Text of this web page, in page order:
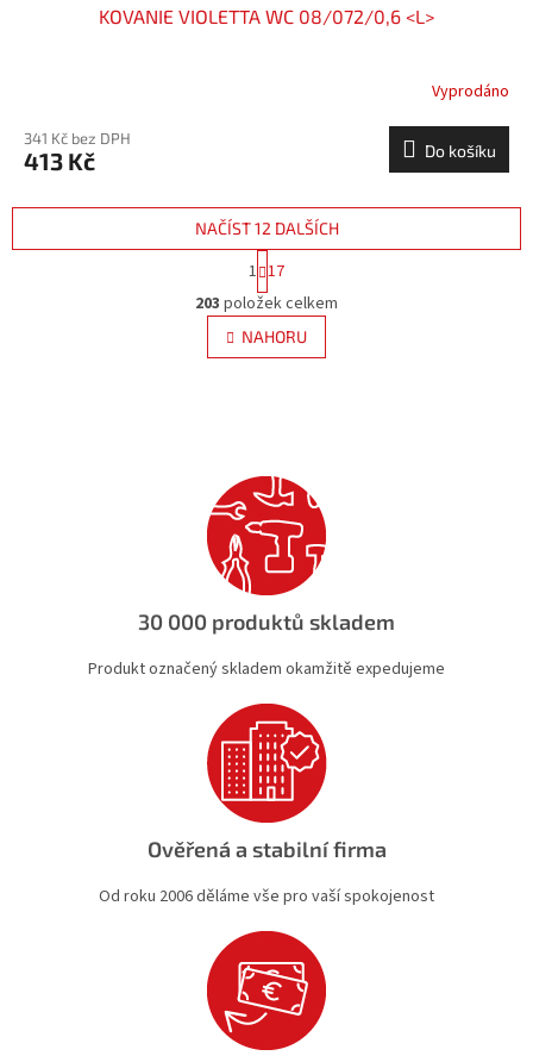
KOVANIE VIOLETTA WC 08/072/0,6 <L>
Vyprodáno
341 Kč bez DPH
413 Kč Do košíku
O
v
l
á
p
r
v
k
y
ý
p
s
u
NAČÍST 12 DALŠÍCH
t
r
á
n
k
1 17
203 položek celkem
NAHORU
30 000 produktů skladem
Produkt označený skladem okamžitě expedujeme
Ověřená a stabilní firma
Od roku 2006 děláme vše pro vaší spokojenost